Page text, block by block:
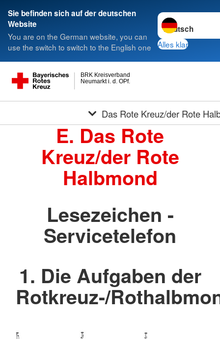
Sie befinden sich auf der deutschen
Website
You are on the German website, you can
use the switch to switch to the English one
Sprache
Alles klar
Neumarkt i. d. OPf.
BRK Kreisverband
Das Rote Kreuz/der Rote
E. Das Rote
Kreuz/der Rote
Halbmond
Lesezeichen -
Servicetelefon
1. Die Aufgaben der
Rotkreuz-/